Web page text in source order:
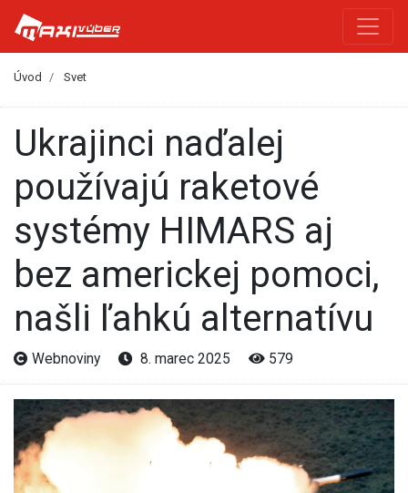
Úvod Svet
Ukrajinci naďalej
používajú raketové
systémy HIMARS aj
bez americkej pomoci,
našli ľahkú alternatívu
Webnoviny 8. marec 2025 579